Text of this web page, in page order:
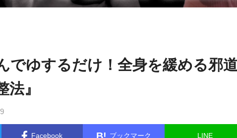
でゆするだけ！全身を緩める邪道
』
Facebook ブックマーク LINE